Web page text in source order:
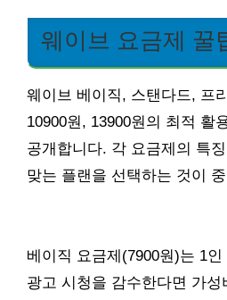
웨이브 요금제 꿀
웨이브 베이직, 스탠다드, 프
10900원, 13900원의 최적 활
공개합니다. 각 요금제의 특
맞는 플랜을 선택하는 것이
베이직 요금제(7900원)는 1
광고 시청을 감수한다면 가